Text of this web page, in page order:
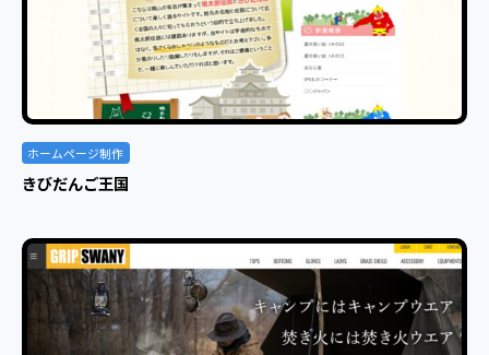
ホームページ制作
きびだんご王国